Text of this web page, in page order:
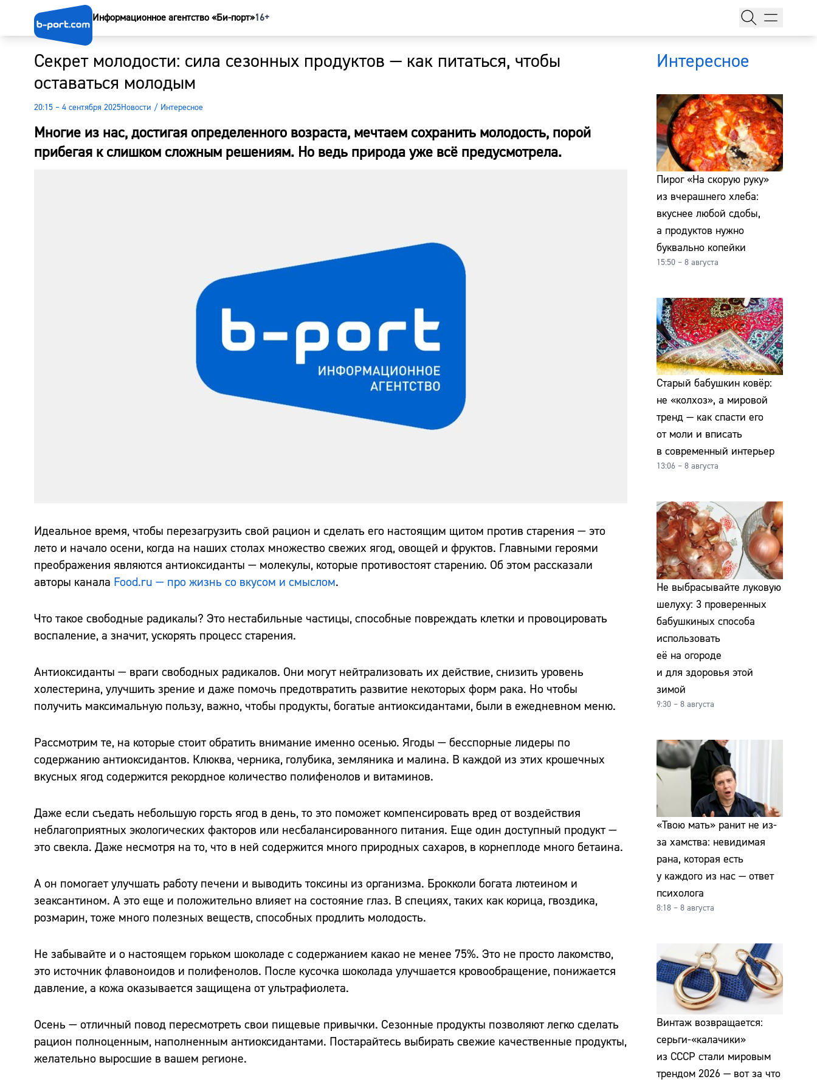
Информационное агентство «Би-порт»16+
Секрет молодости: сила сезонных продуктов — как питаться, чтобы
оставаться молодым
20:15 – 4 сентября 2025Новости / Интересное
Многие из нас, достигая определенного возраста, мечтаем сохранить молодость, порой
прибегая к слишком сложным решениям. Но ведь природа уже всё предусмотрела.
Идеальное время, чтобы перезагрузить свой рацион и сделать его настоящим щитом против старения — это
лето и начало осени, когда на наших столах множество свежих ягод, овощей и фруктов. Главными героями
преображения являются антиоксиданты — молекулы, которые противостоят старению. Об этом рассказали
авторы канала Food.ru — про жизнь со вкусом и смыслом.
Что такое свободные радикалы? Это нестабильные частицы, способные повреждать клетки и провоцировать
воспаление, а значит, ускорять процесс старения.
Антиоксиданты — враги свободных радикалов. Они могут нейтрализовать их действие, снизить уровень
холестерина, улучшить зрение и даже помочь предотвратить развитие некоторых форм рака. Но чтобы
получить максимальную пользу, важно, чтобы продукты, богатые антиоксидантами, были в ежедневном меню.
Рассмотрим те, на которые стоит обратить внимание именно осенью. Ягоды — бесспорные лидеры по
содержанию антиоксидантов. Клюква, черника, голубика, земляника и малина. В каждой из этих крошечных
вкусных ягод содержится рекордное количество полифенолов и витаминов.
Даже если съедать небольшую горсть ягод в день, то это поможет компенсировать вред от воздействия
неблагоприятных экологических факторов или несбалансированного питания. Еще один доступный продукт —
это свекла. Даже несмотря на то, что в ней содержится много природных сахаров, в корнеплоде много бетаина.
А он помогает улучшать работу печени и выводить токсины из организма. Брокколи богата лютеином и
зеаксантином. А это еще и положительно влияет на состояние глаз. В специях, таких как корица, гвоздика,
розмарин, тоже много полезных веществ, способных продлить молодость.
Не забывайте и о настоящем горьком шоколаде с содержанием какао не менее 75%. Это не просто лакомство,
это источник флавоноидов и полифенолов. После кусочка шоколада улучшается кровообращение, понижается
давление, а кожа оказывается защищена от ультрафиолета.
Осень — отличный повод пересмотреть свои пищевые привычки. Сезонные продукты позволяют легко сделать
рацион полноценным, наполненным антиоксидантами. Постарайтесь выбирать свежие качественные продукты,
желательно выросшие в вашем регионе.
Интересное
Пирог «На скорую руку»
из вчерашнего хлеба:
вкуснее любой сдобы,
а продуктов нужно
буквально копейки
15:50 – 8 августа
Старый бабушкин ковёр:
не «колхоз», а мировой
тренд — как спасти его
от моли и вписать
в современный интерьер
13:06 – 8 августа
Не выбрасывайте луковую
шелуху: 3 проверенных
бабушкиных способа
использовать
её на огороде
и для здоровья этой
зимой
9:30 – 8 августа
«Твою мать» ранит не из-
за хамства: невидимая
рана, которая есть
у каждого из нас — ответ
психолога
8:18 – 8 августа
Винтаж возвращается:
серьги-«калачики»
из СССР стали мировым
трендом 2026 — вот за что
Наши гости
Фоторепортажи